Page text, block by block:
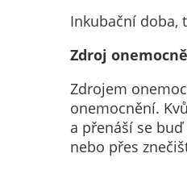
Inkubační doba,
Zdroj
Zdrojem
onemocnění.
a přenáší se
nebo přes